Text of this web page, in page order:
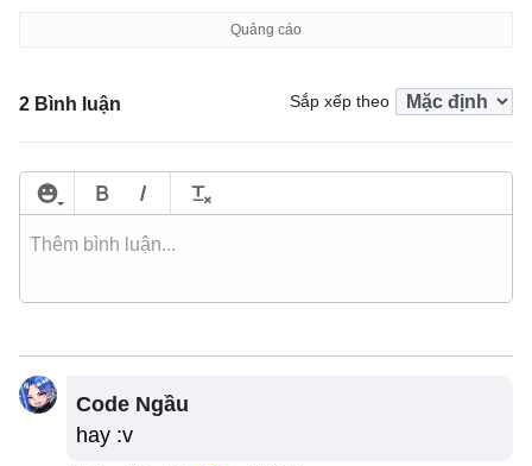
2 Bình luận Sắp xếp theo
Code Ngầu
hay :v